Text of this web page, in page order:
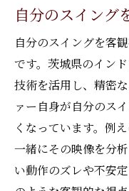
自分のスイング
自分のスイングを客
です。茨城県のイン
技術を活用し、精密
ァー自身が自分のス
くなっています。例
一緒にその映像を分
い動作のズレや不安